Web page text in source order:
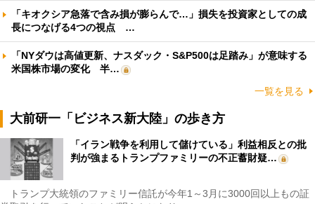
「キオクシア急落で含み損が膨らんで…」損失を投資家としての成
長につなげる4つの視点 …
「NYダウは高値更新、ナスダック・S&P500は足踏み」が意味する
米国株市場の変化 半…
一覧を見る
大前研一「ビジネス新大陸」の歩き方
「イラン戦争を利用して儲けている」利益相反との批
判が強まるトランプファミリーの不正蓄財疑…
トランプ大統領のファミリー信託が今年1～3月に3000回以上もの証